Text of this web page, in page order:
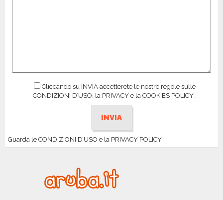
Cliccando su INVIA accetterete le nostre regole sulle
CONDIZIONI D’USO, la PRIVACY e la COOKIES POLICY .
Guarda le CONDIZIONI D’USO e la PRIVACY POLICY